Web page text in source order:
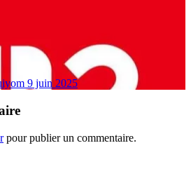
9 juin 2025
pour publier un commentaire.